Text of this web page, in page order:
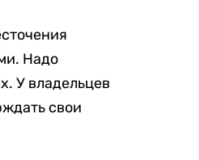
Надо
У владельцев
свои